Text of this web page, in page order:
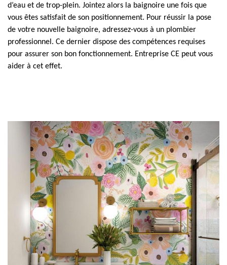
d’eau et de trop-plein. Jointez alors la baignoire une fois que
vous êtes satisfait de son positionnement. Pour réussir la pose
de votre nouvelle baignoire, adressez-vous à un plombier
professionnel. Ce dernier dispose des compétences requises
pour assurer son bon fonctionnement. Entreprise CE peut vous
aider à cet effet.